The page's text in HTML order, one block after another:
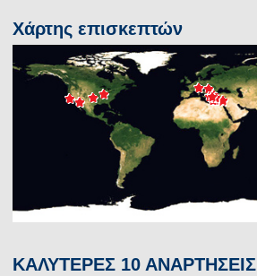
Χάρτης επισκεπτών
ΚΑΛΥΤΕΡΕΣ 10 ΑΝΑΡΤΗΣΕΙΣ